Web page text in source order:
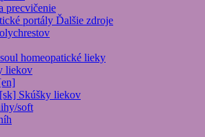
precvičenie
portály Ďalšie zdroje
homeopatické lieky
liekov
Skúšky liekov
soft